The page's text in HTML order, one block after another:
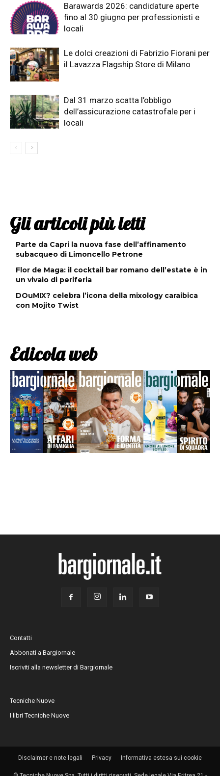
Barawards 2026: candidature aperte
fino al 30 giugno per professionisti e
locali
Le dolci creazioni di Fabrizio Fiorani per
il Lavazza Flagship Store di Milano
Dal 31 marzo scatta l’obbligo
dell’assicurazione catastrofale per i
locali
Gli articoli più letti
Parte da Capri la nuova fase dell’affinamento
subacqueo di Limoncello Petrone
Flor de Maga: il cocktail bar romano dell’estate è in
un vivaio di periferia
DOuMIX? celebra l’icona della mixology caraibica
con Mojito Twist
Edicola web
Contatti
Abbonati a Bargiornale
Iscriviti alla newsletter di Bargiornale
Tecniche Nuove
I libri Tecniche Nuove
Disclaimer e note legali Privacy Informativa estesa sui cookie